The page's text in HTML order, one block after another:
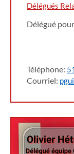
Délégués
Délégué
Téléphone:
Courriel: